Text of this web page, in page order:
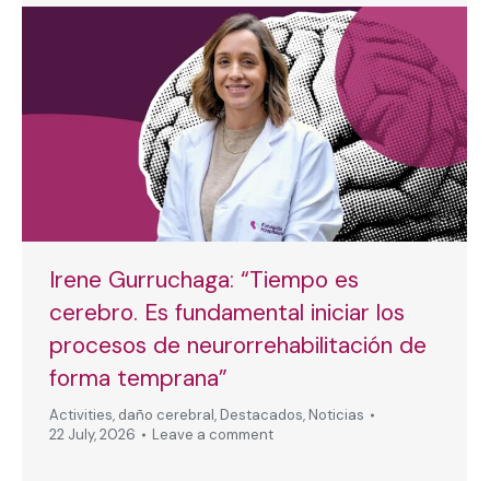
Irene Gurruchaga: “Tiempo es
cerebro. Es fundamental iniciar los
procesos de neurorrehabilitación de
forma temprana”
Activities, daño cerebral, Destacados, Noticias
22 July, 2026
Leave a comment